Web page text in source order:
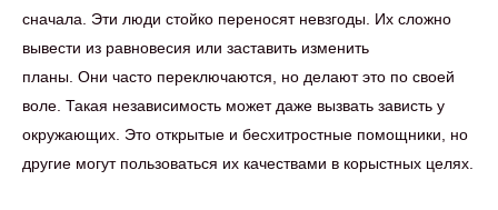
сначала. Эти люди стойко переносят невзгоды. Их сложно
вывести из равновесия или заставить изменить
планы. Они часто переключаются, но делают это по своей
воле. Такая независимость может даже вызвать зависть у
окружающих. Это открытые и бесхитростные помощники, но
другие могут пользоваться их качествами в корыстных целях.